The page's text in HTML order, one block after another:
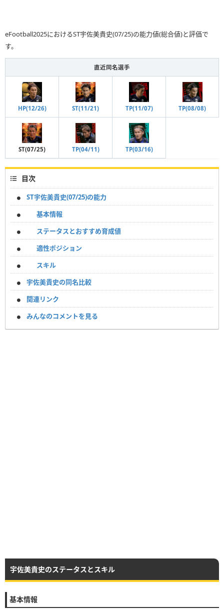
eFootball2025におけるST宇佐美貴史(07/25)の能力値(総合値)と評価で
す。
直近同名選手
HP(12/26) ST(11/21) TP(11/07) TP(08/08)
ST(07/25) TP(04/11) TP(03/16)
目次
ST宇佐美貴史(07/25)の能力
基本情報
ステータスとおすすめ育成値
適性ポジション
スキル
宇佐美貴史の同名比較
関連リンク
みんなのコメントを見る
宇佐美貴史のステータスとスキル
基本情報